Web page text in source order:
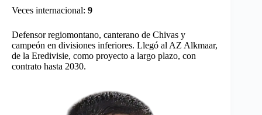
Veces internacional: 9
Defensor regiomontano, canterano de Chivas y
campeón en divisiones inferiores. Llegó al AZ Alkmaar,
de la Eredivisie, como proyecto a largo plazo, con
contrato hasta 2030.